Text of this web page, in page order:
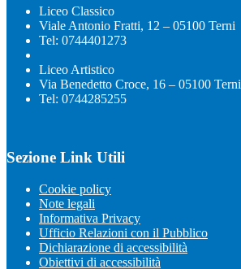
Liceo Classico
Viale Antonio Fratti, 12 – 05100 Terni
Tel: 0744401273
Liceo Artistico
Via Benedetto Croce, 16 – 05100 Terni
Tel: 0744285255
Sezione Link Utili
Cookie policy
Note legali
Informativa Privacy
Ufficio Relazioni con il Pubblico
Dichiarazione di accessibilità
Obiettivi di accessibilità